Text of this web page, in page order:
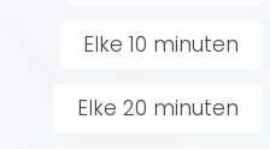
Elke 10 minuten
Elke 20 minuten